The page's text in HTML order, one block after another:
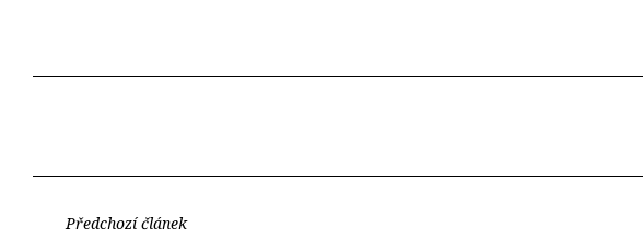
Předchozí článek